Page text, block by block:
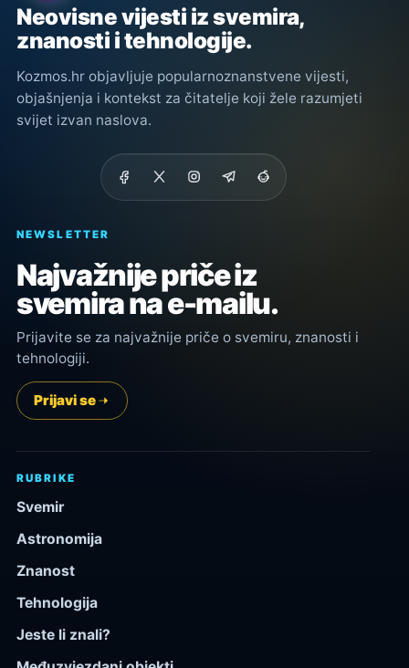
Neovisne vijesti iz svemira,
znanosti i tehnologije.
Kozmos.hr objavljuje popularnoznanstvene vijesti,
objašnjenja i kontekst za čitatelje koji žele razumjeti
svijet izvan naslova.
NEWSLETTER
Najvažnije priče iz
svemira na e-mailu.
Prijavite se za najvažnije priče o svemiru, znanosti i
tehnologiji.
Prijavi se
RUBRIKE
Svemir
Astronomija
Znanost
Tehnologija
Jeste li znali?